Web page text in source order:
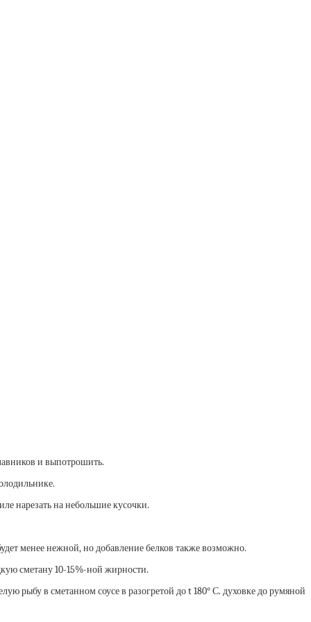
и выпотрошить.
нарезать на небольшие кусочки.
менее нежной, но добавление белков также возможно.
сметану 10-15%-ной жирности.
рыбу в сметанном соусе в разогретой до t 180° С. духовке до румяной